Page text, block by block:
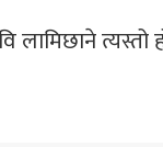
त्यस्तो